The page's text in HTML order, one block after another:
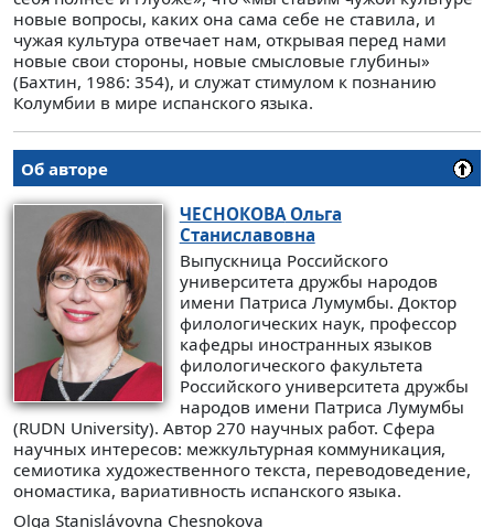
новые вопросы, каких она сама себе не ставила, и
чужая культура отвечает нам, открывая перед нами
новые свои стороны, новые смысловые глубины»
(Бахтин, 1986: 354), и служат стимулом к познанию
Колумбии в мире испанского языка.
Об авторе
ЧЕСНОКОВАОльга
Станиславовна
Выпускница Российского
университета дружбы народов
имени Патриса Лумумбы. Доктор
филологических наук, профессор
кафедры иностранных языков
филологического факультета
Российского университета дружбы
народов имени Патриса Лумумбы
(RUDN University). Автор 270 научных работ. Сфера
научных интересов: межкультурная коммуникация,
семиотика художественного текста, переводоведение,
ономастика, вариативность испанского языка.
Olga Stanislávovna Chesnokova